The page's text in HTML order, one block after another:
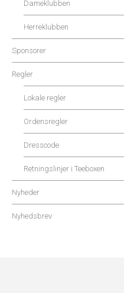
Dameklubben
Herreklubben
Sponsorer
Regler
Lokale regler
Ordensregler
Dresscode
Retningslinjer i Teeboxen
Nyheder
Nyhedsbrev